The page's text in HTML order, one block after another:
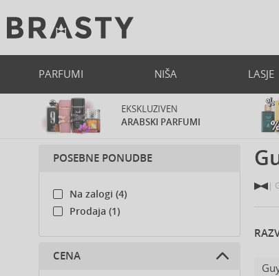
PARFUMI NIŠA LASJE
EKSKLUZIVEN
ARABSKI PARFUMI
POSEBNE PONUDBE
Na zalogi (4)
Prodaja (1)
CENA